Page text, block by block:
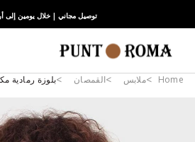
توصيل مجاني | خلال يومين إلى
Home ملابس القمصان بلوزة رمادية